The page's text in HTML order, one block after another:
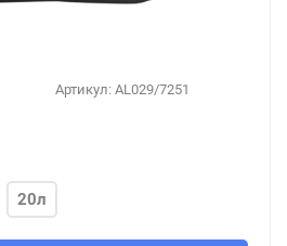
Артикул: AL029/7251
20л